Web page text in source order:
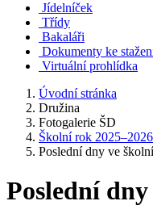
Jídelníček
Třídy
Bakaláři
Dokumenty ke
Virtuální prohlídka
Úvodní stránka
Družina
Fotogalerie ŠD
Školní rok 2025–2026
Poslední dny ve
Poslední